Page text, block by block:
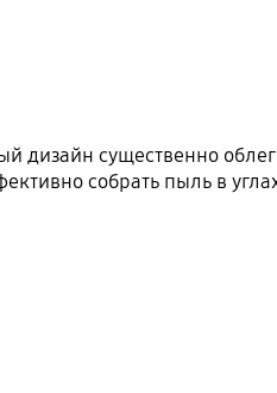
дизайн существенно
собрать пыль в